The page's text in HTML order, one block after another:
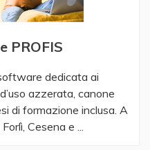
PROFIS
dedicata ai
azzerata, canone
di formazione inclusa. A
Cesena e ...